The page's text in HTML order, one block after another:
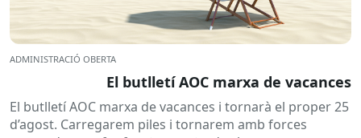
ADMINISTRACIÓ OBERTA
El butlletí AOC marxa de vacances
El butlletí AOC marxa de vacances i tornarà el proper 25
d’agost. Carregarem piles i tornarem amb forces